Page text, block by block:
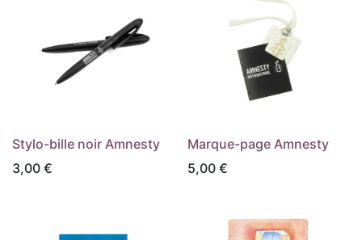
Stylo-bille noir Amnesty
3,00 €
Marque-page Amnesty
5,00€